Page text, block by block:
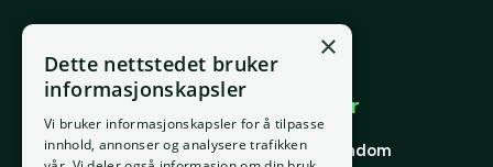
E-post
support@placepoint.no
Selskapet
Hjem
Om oss
Brukområder
Forstå eiendom
Finne riktig eiendom
×
Dette nettstedet bruker
informasjonskapsler
Vi bruker informasjonskapsler for å tilpasse
innhold, annonser og analysere trafikken